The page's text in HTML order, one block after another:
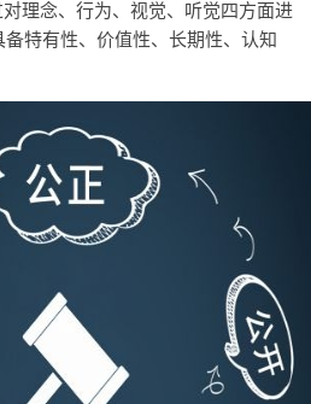
理念、行为、视觉、听觉四方面进
特有性、价值性、长期性、认知